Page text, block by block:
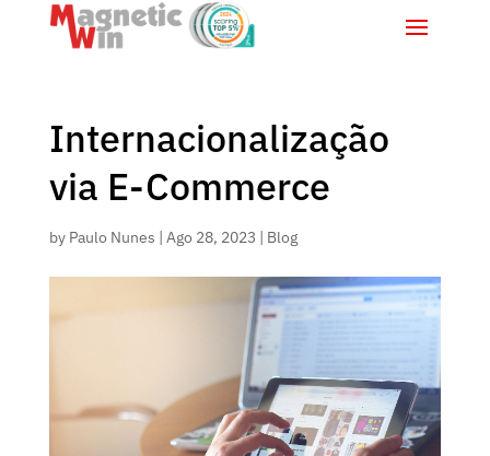
Internacionalização
via E-Commerce
by Paulo Nunes | Ago 28, 2023 | Blog